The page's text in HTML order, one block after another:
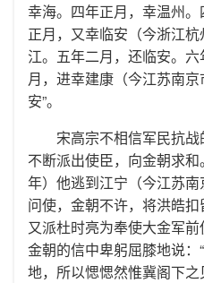
幸海。四年正月，幸温州
正月，又幸临安（今浙江
江。五年二月，还临安。
月，进幸建康（今江苏南
安”。
宋高宗不相信军民抗
不断派出使臣，向金朝求
年）他逃到江宁（今江苏
问使，金朝不许，将洪皓
又派杜时亮为奉使大金军
金朝的信中卑躬屈膝地说
地，所以愢愢然惟冀阁下之